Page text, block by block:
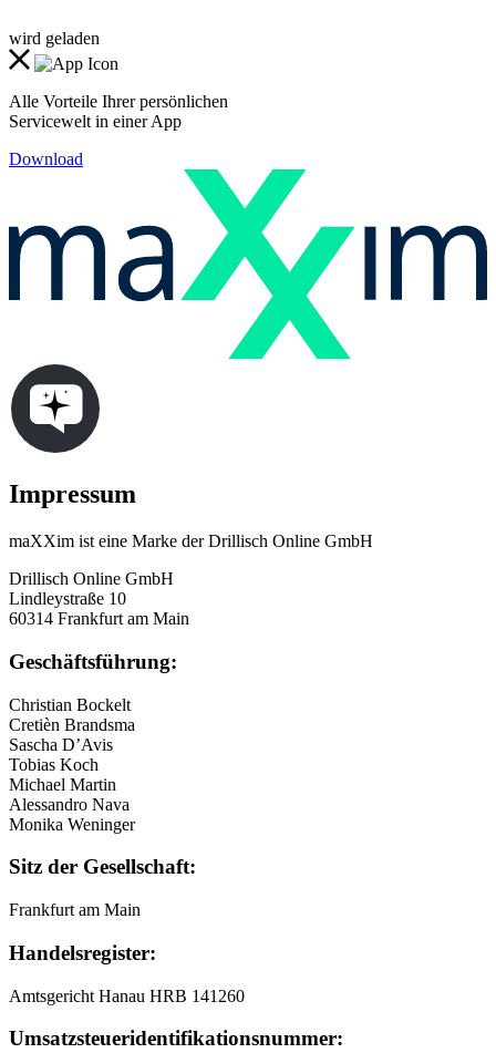
wird geladen
Alle Vorteile Ihrer persönlichen
Servicewelt in einer App
Download
Impressum
maXXim ist eine Marke der Drillisch Online GmbH
Drillisch Online GmbH
Lindleystraße 10
60314 Frankfurt am Main
Geschäftsführung:
Christian Bockelt
Cretièn Brandsma
Sascha D’Avis
Tobias Koch
Michael Martin
Alessandro Nava
Monika Weninger
Sitz der Gesellschaft:
Frankfurt am Main
Handelsregister:
Amtsgericht Hanau HRB 141260
Umsatzsteuer­identifikationsnummer: